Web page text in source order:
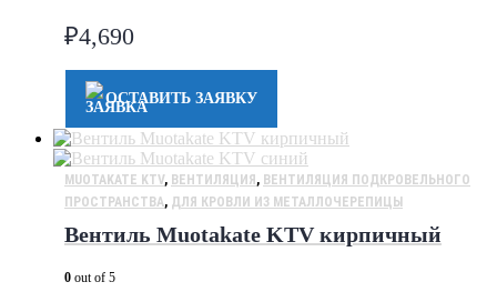
₽4,690
ОСТАВИТЬ ЗАЯВКУ
MUOTAKATE KTV, ВЕНТИЛЯЦИЯ, ВЕНТИЛЯЦИЯ ПОДКРОВЕЛЬНОГО
ПРОСТРАНСТВА, ДЛЯ КРОВЛИ ИЗ МЕТАЛЛОЧЕРЕПИЦЫ
Вентиль Muotakate KTV кирпичный
0 out of 5